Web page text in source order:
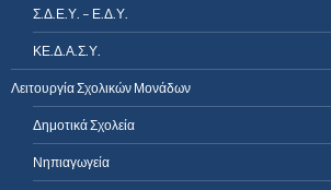
Σ.Δ.Ε.Υ. – Ε.Δ.Υ.
ΚΕ.Δ.Α.Σ.Υ.
Λειτουργία Σχολικών Μονάδων
Δημοτικά Σχολεία
Νηπιαγωγεία